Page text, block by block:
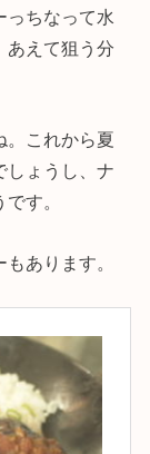
っちなって水
あえて狙う分
。これから夏
しょうし、ナ
す。
あります。